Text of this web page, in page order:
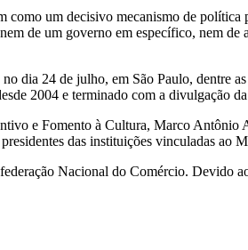
um decisivo mecanismo de política
de um governo em específico, nem de
dia 24 de julho, em São Paulo, dentre
2004 e terminado com a divulgação
e Fomento à Cultura, Marco Antônio
das instituições vinculadas ao
Nacional do Comércio. Devido